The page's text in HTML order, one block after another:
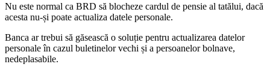
Nu este normal ca BRD să blocheze cardul de pensie al tatălui, dacă
acesta nu-și poate actualiza datele personale.
Banca ar trebui să găsească o soluție pentru actualizarea datelor
personale în cazul buletinelor vechi și a persoanelor bolnave,
nedeplasabile.